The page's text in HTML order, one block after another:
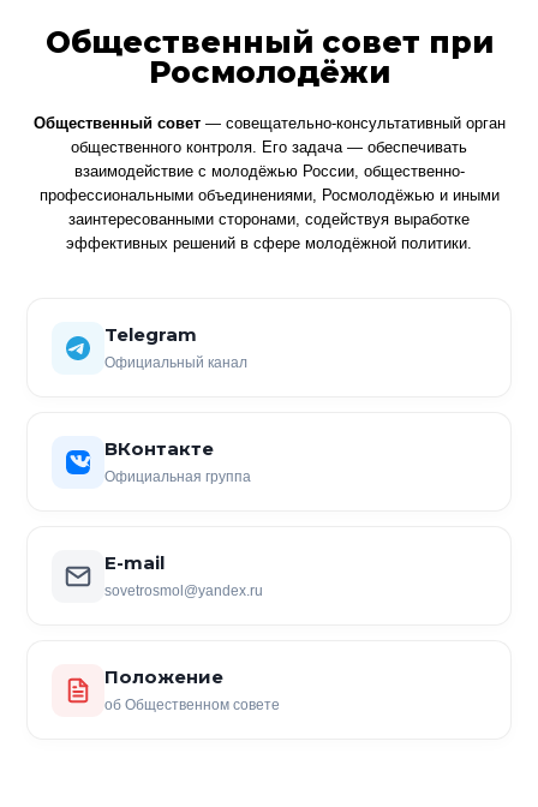
Общественный совет при
Росмолодёжи
Общественный совет— совещательно-консультативный орган
общественного контроля. Его задача — обеспечивать
взаимодействие с молодёжью России, общественно-
профессиональными объединениями, Росмолодёжью и иными
заинтересованными сторонами, содействуя выработке
эффективных решений в сфере молодёжной политики.
Telegram
Официальный канал
ВКонтакте
Официальная группа
E-mail
sovetrosmol@yandex.ru
Положение
об Общественном совете